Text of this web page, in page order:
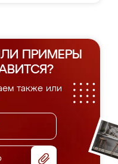
ПРИМЕРЫ
также или